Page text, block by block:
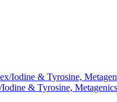
& Tyrosine,